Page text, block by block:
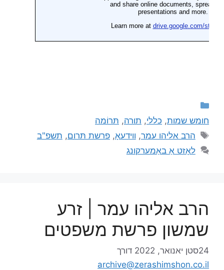
חומש שמות, כללי, תורה, תּרוֹמה
הרב אליהו עמר, ווידעאָ,פרשת תּרום, תשפ"ב
לאָזט אַ באַמערקונג
הרב אליהו עמר | זרע
שמשון פרשת משפטים
24סטן יאנואר, 2022
דורך
archive@zerashimshon.co.il